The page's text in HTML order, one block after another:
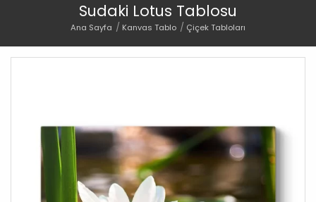
Sudaki Lotus Tablosu
Ana Sayfa Kanvas Tablo Çiçek Tabloları